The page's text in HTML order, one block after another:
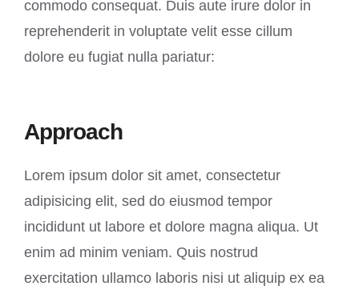
commodo consequat. Duis aute irure dolor in
reprehenderit in voluptate velit esse cillum
dolore eu fugiat nulla pariatur:
Approach
Lorem ipsum dolor sit amet, consectetur
adipisicing elit, sed do eiusmod tempor
incididunt ut labore et dolore magna aliqua. Ut
enim ad minim veniam. Quis nostrud
exercitation ullamco laboris nisi ut aliquip ex ea